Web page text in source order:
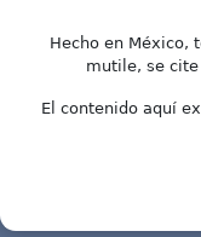
Hecho en México,
mutile, se
El contenido aquí